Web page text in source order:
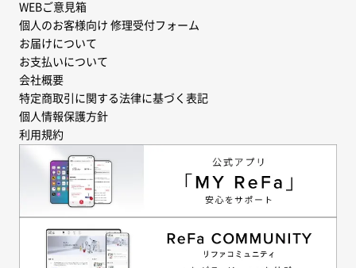
WEBご意見箱
個人のお客様向け 修理受付フォーム
お届けについて
お支払いについて
会社概要
特定商取引に関する法律に基づく表記
個人情報保護方針
利用規約